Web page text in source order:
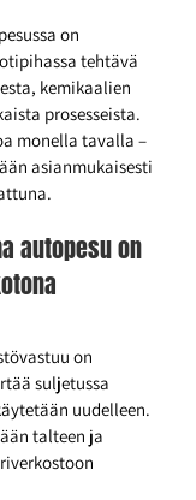
on
tehtävä
kemikaalien
prosesseista.
monella tavalla –
asianmukaisesti
autopesu on
on
suljetussa
uudelleen.
talteen ja